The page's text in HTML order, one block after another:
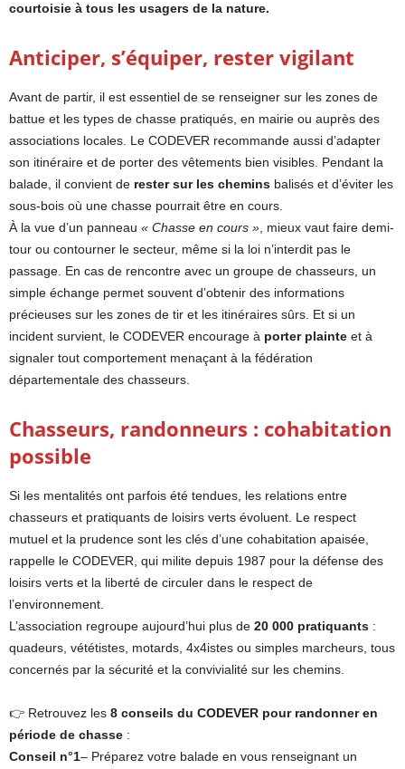
courtoisie à tous les usagers de la nature.
Anticiper, s’équiper, rester vigilant
Avant de partir, il est essentiel de se renseigner sur les zones de
battue et les types de chasse pratiqués, en mairie ou auprès des
associations locales. Le CODEVER recommande aussi d’adapter
son itinéraire et de porter des vêtements bien visibles. Pendant la
balade, il convient de rester sur les chemins balisés et d’éviter les
sous-bois où une chasse pourrait être en cours.
À la vue d’un panneau « Chasse en cours », mieux vaut faire demi-
tour ou contourner le secteur, même si la loi n’interdit pas le
passage. En cas de rencontre avec un groupe de chasseurs, un
simple échange permet souvent d’obtenir des informations
précieuses sur les zones de tir et les itinéraires sûrs. Et si un
incident survient, le CODEVER encourage à porter plainte et à
signaler tout comportement menaçant à la fédération
départementale des chasseurs.
Chasseurs, randonneurs : cohabitation
possible
Si les mentalités ont parfois été tendues, les relations entre
chasseurs et pratiquants de loisirs verts évoluent. Le respect
mutuel et la prudence sont les clés d’une cohabitation apaisée,
rappelle le CODEVER, qui milite depuis 1987 pour la défense des
loisirs verts et la liberté de circuler dans le respect de
l’environnement.
L’association regroupe aujourd’hui plus de 20 000 pratiquants :
quadeurs, vététistes, motards, 4x4istes ou simples marcheurs, tous
concernés par la sécurité et la convivialité sur les chemins.
👉 Retrouvez les 8 conseils du CODEVER pour randonner en
période de chasse :
Conseil n°1– Préparez votre balade en vous renseignant un